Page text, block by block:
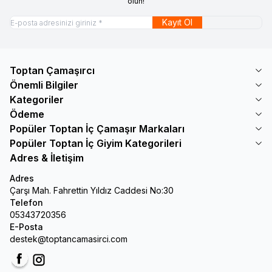
Kayıt Ol
Toptan Çamaşırcı
Önemli Bilgiler
Kategoriler
Ödeme
Popüler Toptan İç Çamaşır Markaları
Popüler Toptan İç Giyim Kategorileri
Adres & İletişim
Adres
Çarşı Mah. Fahrettin Yıldız Caddesi No:30
Telefon
05343720356
E-Posta
destek@toptancamasirci.com
FacebookInstagram